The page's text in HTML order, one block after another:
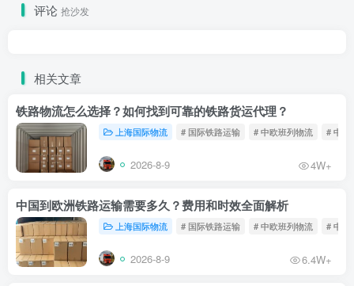
评论 抢沙发
相关文章
铁路物流怎么选择？如何找到可靠的铁路货运代理？
上海国际物流 # 国际铁路运输 # 中欧班列物流 # 中欧
2026-8-9 4W+
中国到欧洲铁路运输需要多久？费用和时效全面解析
上海国际物流 # 国际铁路运输 # 中欧班列物流 # 中欧
2026-8-9 6.4W+